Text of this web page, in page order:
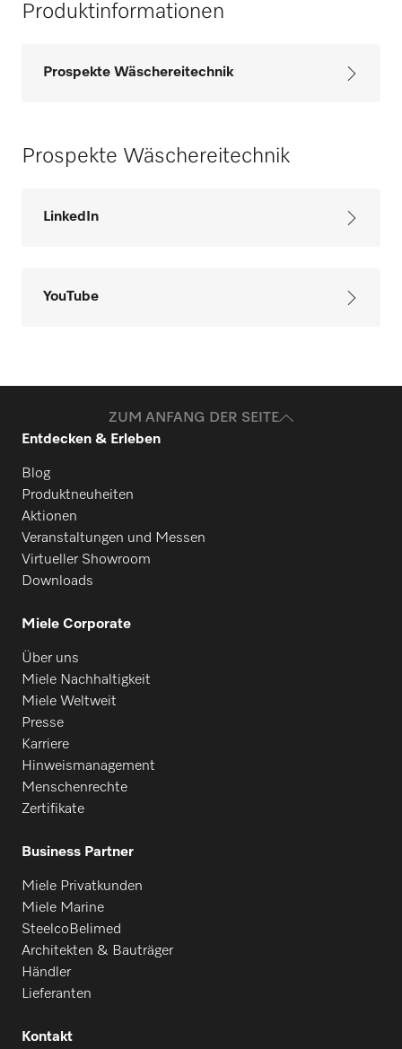
Produktinformationen
Prospekte Wäschereitechnik
Prospekte Wäschereitechnik
LinkedIn
YouTube
ZUM ANFANG DER SEITE
Entdecken & Erleben
Blog
Produktneuheiten
Aktionen
Veranstaltungen und Messen
Virtueller Showroom
Downloads
Miele Corporate
Über uns
Miele Nachhaltigkeit
Miele Weltweit
Presse
Karriere
Hinweismanagement
Menschenrechte
Zertifikate
Business Partner
Miele Privatkunden
Miele Marine
SteelcoBelimed
Architekten & Bauträger
Händler
Lieferanten
Kontakt